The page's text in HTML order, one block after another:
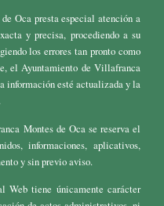
Oca presta especial atención a
y precisa, procediendo a su
los errores tan pronto como
el Ayuntamiento de Villafranca
información esté actualizada y la
Montes de Oca se reserva el
informaciones, aplicativos,
y sin previo aviso.
Web tiene únicamente carácter